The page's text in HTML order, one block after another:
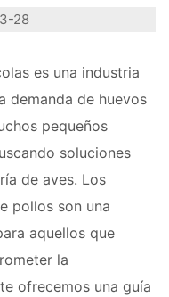
28
es una industria
demanda de huevos
pequeños
soluciones
de aves. Los
pollos son una
aquellos que
la
ofrecemos una guía